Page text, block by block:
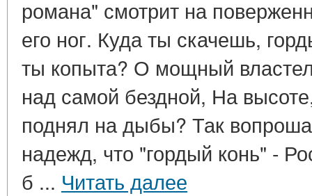
романа" смотрит на
его ног. Куда ты скачешь,
ты копыта? О мощный
над самой бездной, На
поднял на дыбы? Так
надежд, что "гордый конь" -
б ... Читать далее